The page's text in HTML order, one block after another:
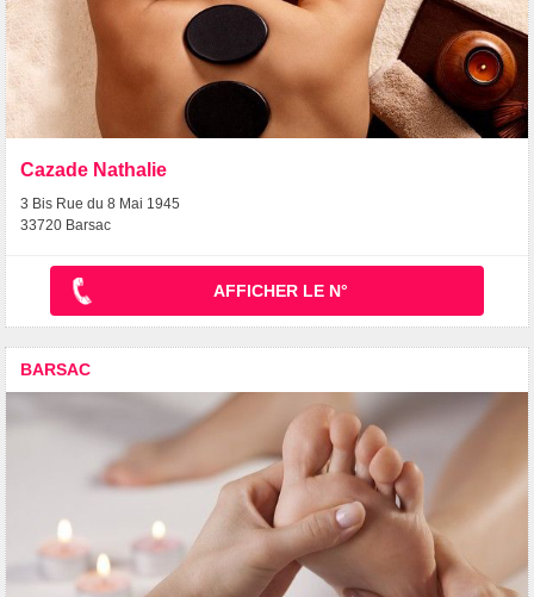
Cazade Nathalie
3 Bis Rue du 8 Mai 1945
33720 Barsac
AFFICHER LE N°
BARSAC